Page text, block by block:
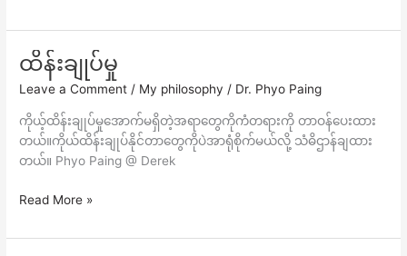
ထိန်းချုပ်မှု
Leave a Comment / My philosophy / Dr. Phyo Paing
ကိုယ့်ထိန်းချုပ်မှုအောက်မရှိတဲ့အရာတွေကိုကံတရားကို တာဝန်ပေးထား
တယ်။ကိုယ်ထိန်းချုပ်နိုင်တာတွေကိုပဲအာရုံစိုက်မယ်လို့ သံဓိဌာန်ချထား
တယ်။ Phyo Paing @ Derek
ထိန်းချုပ်
Read More »